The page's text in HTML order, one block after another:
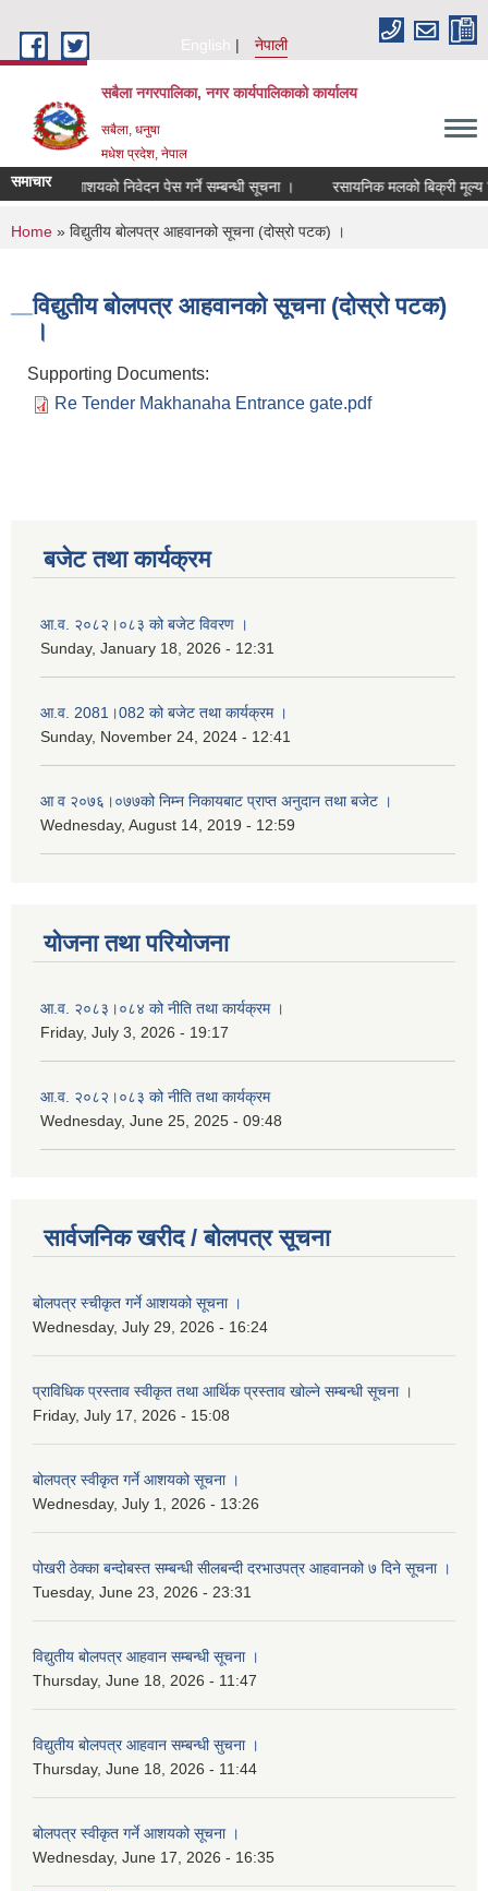
English
नेपाली
सबैला नगरपालिका, नगर कार्यपालिकाको कार्यालय
सबैला, धनुषा
मधेश प्रदेश, नेपाल
समाचार
लागि आशयको निवेदन पेस गर्ने सम्बन्धी सूचना । रसायनिक मलको बिक्री मूल्य
You are here
Home » विद्युतीय बोलपत्र आहवानको सूचना (दोस्रो पटक) ।
विद्युतीय बोलपत्र आहवानको सूचना (दोस्रो पटक)
।
Supporting Documents:
Re Tender Makhanaha Entrance gate.pdf
बजेट तथा कार्यक्रम
आ.व. २०८२।०८३ को बजेट विवरण ।
Sunday, January 18, 2026 - 12:31
आ.व. 2081।082 को बजेट तथा कार्यक्रम ।
Sunday, November 24, 2024 - 12:41
आ‌ व २०७६।०७७को निम्न निकायबाट प्राप्त अनुदान तथा बजेट ।
Wednesday, August 14, 2019 - 12:59
योजना तथा परियोजना
आ.व. २०८३।०८४ को नीति तथा कार्यक्रम ।
Friday, July 3, 2026 - 19:17
आ.व. २०८२।०८३ को नीति तथा कार्यक्रम
Wednesday, June 25, 2025 - 09:48
सार्वजनिक खरीद / बोलपत्र सूचना
बोलपत्र स्चीकृत गर्ने आशयको सूचना ।
Wednesday, July 29, 2026 - 16:24
प्राविधिक प्रस्ताव स्वीकृत तथा आर्थिक प्रस्ताव खोल्ने सम्बन्धी सूचना ।
Friday, July 17, 2026 - 15:08
बोलपत्र स्वीकृत गर्ने आशयको सूचना ।
Wednesday, July 1, 2026 - 13:26
पोखरी ठेक्का बन्दोबस्त सम्बन्धी सीलबन्दी दरभाउपत्र आहवानको ७ दिने सूचना ।
Tuesday, June 23, 2026 - 23:31
विद्युतीय बोलपत्र आहवान सम्बन्धी सूचना ।
Thursday, June 18, 2026 - 11:47
विद्युतीय बोलपत्र आहवान सम्बन्धी सुचना ।
Thursday, June 18, 2026 - 11:44
बोलपत्र स्वीकृत गर्ने आशयको सूचना ।
Wednesday, June 17, 2026 - 16:35